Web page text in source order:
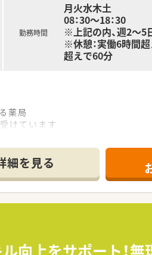
勤務時間
月火水木土
08：30～18：30
※上記の内、週2～5
※休憩：実働6時間
超えで60分
薬局
けています
細を見る
向上をサポート！